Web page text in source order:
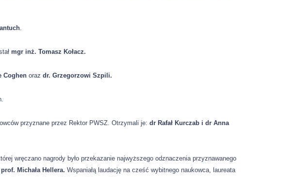
.
mgr inż. Tomasz Kołacz.
Coghen orazdr. Grzegorzowi Szpili.
przyznane przez Rektor PWSZ. Otrzymali je:dr Rafał Kurczab i dr Anna
wręczano nagrody było przekazanie najwyższego odznaczenia przyznawanego
prof. Michała Hellera. Wspaniałą laudację na cześć wybitnego naukowca, laureata